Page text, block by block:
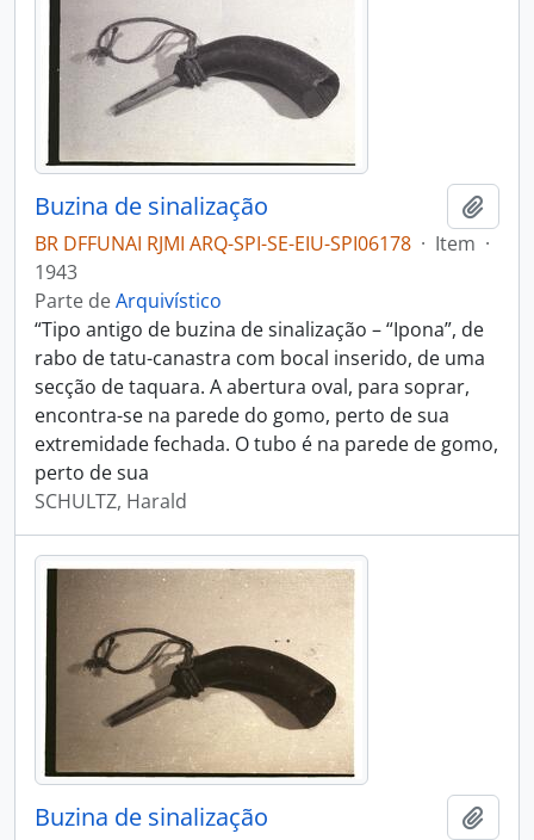
Buzina de sinalização
BR DFFUNAI RJMI ARQ-SPI-SE-EIU-SPI06178 · Item ·
1943
Parte deArquivístico
“Tipo antigo de buzina de sinalização – “Ipona”, de
rabo de tatu-canastra com bocal inserido, de uma
secção de taquara. A abertura oval, para soprar,
encontra-se na parede do gomo, perto de sua
extremidade fechada. O tubo é na parede de gomo,
perto de sua
SCHULTZ, Harald
Buzina de sinalização